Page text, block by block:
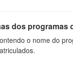
dos programas
o nome do